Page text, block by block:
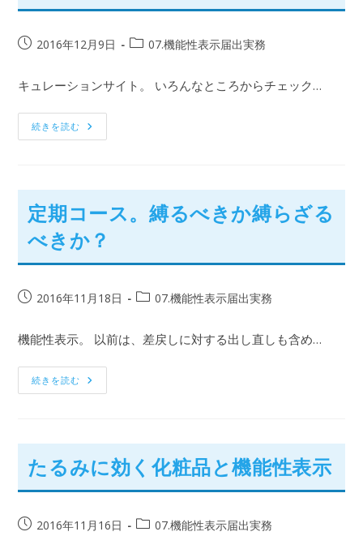
2016年12月9日 07.機能性表示届出実務
キュレーションサイト。 いろんなところからチェック…
続きを読む
定期コース。縛るべきか縛らざる
べきか？
2016年11月18日 07.機能性表示届出実務
機能性表示。 以前は、差戻しに対する出し直しも含め…
続きを読む
たるみに効く化粧品と機能性表示
2016年11月16日 07.機能性表示届出実務